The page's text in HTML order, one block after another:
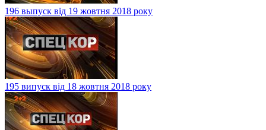
196 выпуск від 19 жовтня 2018 року
195 випуск від 18 жовтня 2018 року